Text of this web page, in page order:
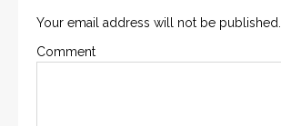
Your email address will not be published.
Comment